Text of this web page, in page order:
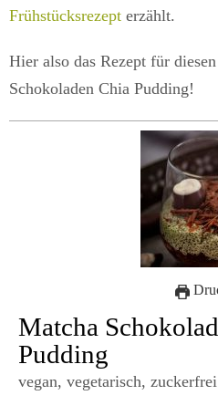
Frühstücksrezept erzählt.
Hier also das Rezept für
Schokoladen Chia Pudding!
Matcha
Pudding
vegan, vegetarisch, zuckerfrei